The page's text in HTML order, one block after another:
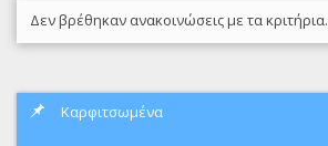
Δεν βρέθηκαν ανακοινώσεις με τα κριτήρια.
Καρφιτσωμένα